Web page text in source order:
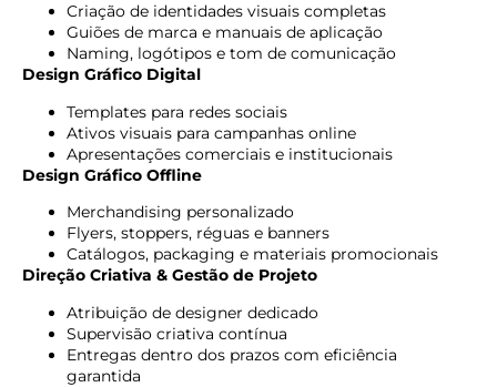
Criação de identidades visuais completas
Guiões de marca e manuais de aplicação
Naming, logótipos e tom de comunicação
Design Gráfico Digital
Templates para redes sociais
Ativos visuais para campanhas online
Apresentações comerciais e institucionais
Design Gráfico Offline
Merchandising personalizado
Flyers, stoppers, réguas e banners
Catálogos, packaging e materiais promocionais
Direção Criativa & Gestão de Projeto
Atribuição de designer dedicado
Supervisão criativa contínua
Entregas dentro dos prazos com eficiência
garantida